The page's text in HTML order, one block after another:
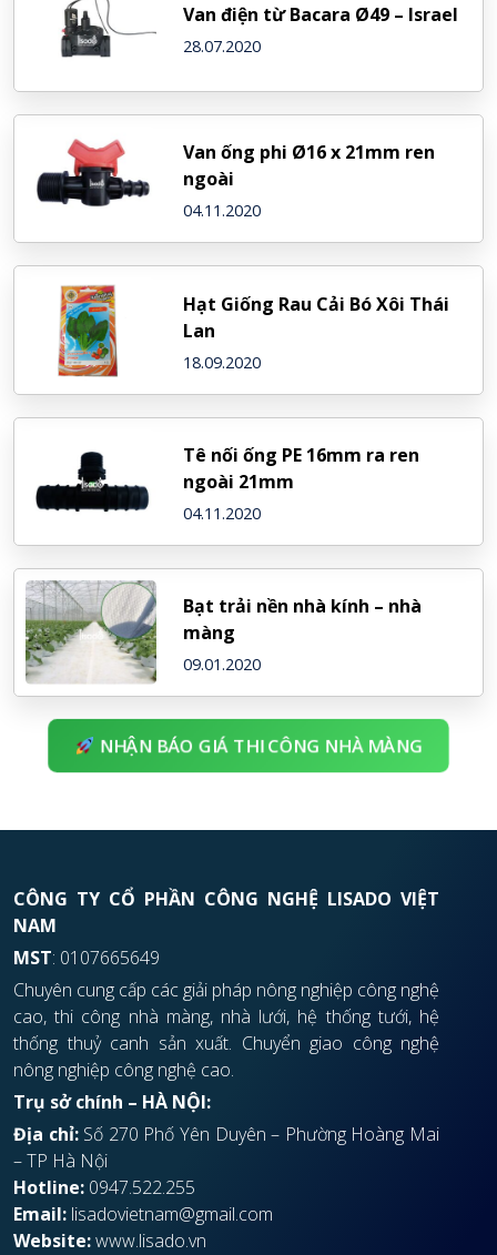
Van điện từ Bacara Ø49 – Israel
28.07.2020
Van ống phi Ø16 x 21mm ren
ngoài
04.11.2020
Hạt Giống Rau Cải Bó Xôi Thái
Lan
18.09.2020
Tê nối ống PE 16mm ra ren
ngoài 21mm
04.11.2020
Bạt trải nền nhà kính – nhà
màng
09.01.2020
NHẬN BÁO GIÁ THI CÔNG NHÀ MÀNG
CÔNG TY CỔ PHẦN CÔNG NGHỆ LISADO VIỆT
NAM
MST: 0107665649
Chuyên cung cấp các giải pháp nông nghiệp công nghệ
cao, thi công nhà màng, nhà lưới, hệ thống tưới, hệ
thống thuỷ canh sản xuất. Chuyển giao công nghệ
nông nghiệp công nghệ cao.
Trụ sở chính – HÀ NỘI:
Địa chỉ:Số 270 Phố Yên Duyên – Phường Hoàng Mai
– TP Hà Nội
Hotline: 0947.522.255
Email: lisadovietnam@gmail.com
Website:www.lisado.vn